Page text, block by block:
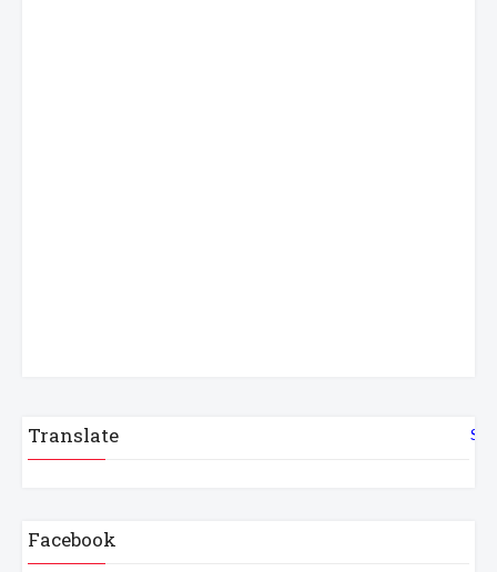
Translate
Facebook